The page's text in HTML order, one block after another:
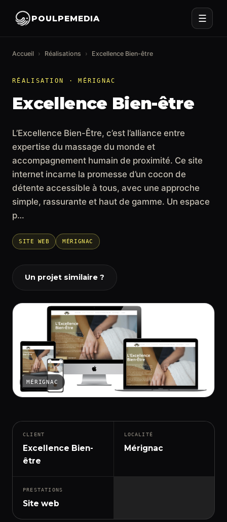
POULPEMEDIA ☰
Accueil › Réalisations › Excellence Bien-être
RÉALISATION · MÉRIGNAC
Excellence Bien-être
L’Excellence Bien-Être, c’est l’alliance entre
expertise du massage du monde et
accompagnement humain de proximité. Ce site
internet incarne la promesse d’un cocon de
détente accessible à tous, avec une approche
simple, rassurante et haut de gamme. Un espace
p…
SITE WEB MÉRIGNAC
Un projet similaire ?
MÉRIGNAC
CLIENT
Excellence Bien-
être
LOCALITÉ
Mérignac
PRESTATIONS
Site web